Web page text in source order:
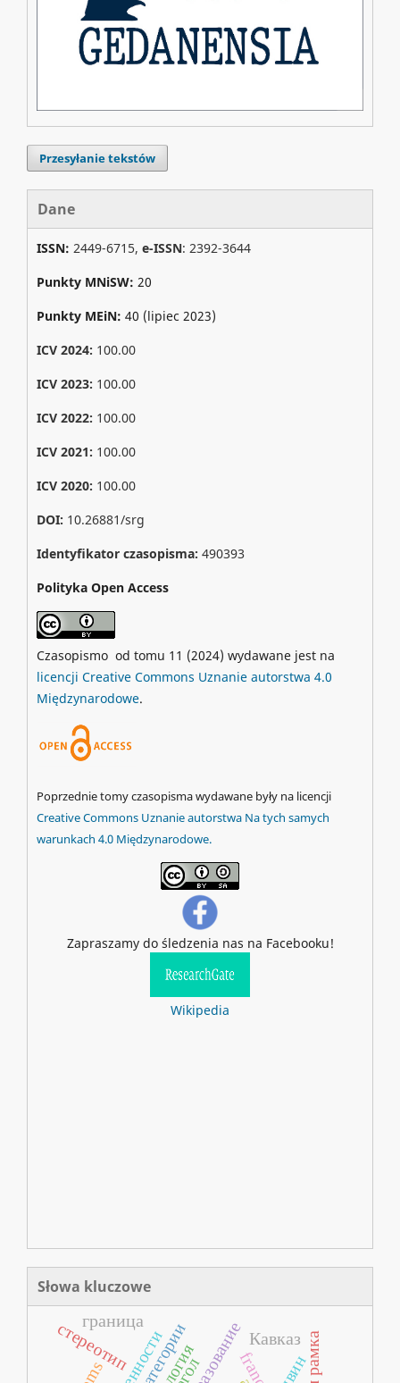
Przesyłanie tekstów
Dane
ISSN: 2449-6715, e-ISSN: 2392-3644
Punkty MNiSW: 20
Punkty MEiN: 40 (lipiec 2023)
ICV 2024: 100.00
ICV 2023: 100.00
ICV 2022: 100.00
ICV 2021: 100.00
ICV 2020: 100.00
DOI: 10.26881/srg
Identyfikator czasopisma: 490393
Polityka Open Access
Czasopismo od tomu 11 (2024) wydawane jest na
licencji Creative Commons Uznanie autorstwa 4.0
Międzynarodowe.
Poprzednie tomy czasopisma wydawane były na licencji
Creative Commons Uznanie autorstwa Na tych samych
warunkach 4.0 Międzynarodowe.
Zapraszamy do śledzenia nas na Facebooku!
Wikipedia
Słowa kluczowe
Кавказ
стереотип
граница